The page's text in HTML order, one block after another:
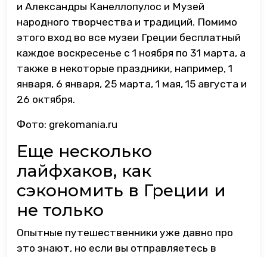
и Александры Канеллопулос и Музей
народного творчества и традиций. Помимо
этого вход во все музеи Греции бесплатный
каждое воскресенье с 1 ноября по 31 марта, а
также в некоторые праздники, например, 1
января, 6 января, 25 марта, 1 мая, 15 августа и
26 октября.
Фото: grekomania.ru
Еще несколько
лайфхаков, как
сэкономить в Греции и
не только
Опытные путешественники уже давно про
это знают, но если вы отправляетесь в